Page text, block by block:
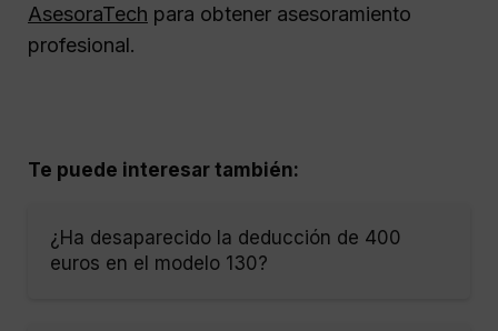
AsesoraTech para obtener asesoramiento
profesional.
Te puede interesar también:
¿Ha desaparecido la deducción de 400
euros en el modelo 130?